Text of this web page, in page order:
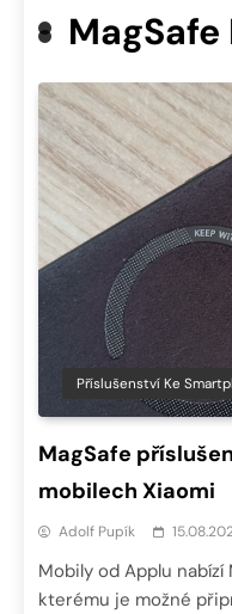
Příslušenství Ke
MagSafe
mobilech Xiaomi
Adolf Pupík
Mobily od Applu nabízí
kterému je možné